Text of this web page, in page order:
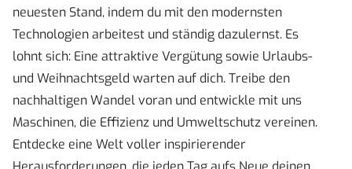
neuesten Stand, indem du mit den modernsten
Technologien arbeitest und ständig dazulernst. Es
lohnt sich: Eine attraktive Vergütung sowie Urlaubs-
und Weihnachtsgeld warten auf dich. Treibe den
nachhaltigen Wandel voran und entwickle mit uns
Maschinen, die Effizienz und Umweltschutz vereinen.
Entdecke eine Welt voller inspirierender